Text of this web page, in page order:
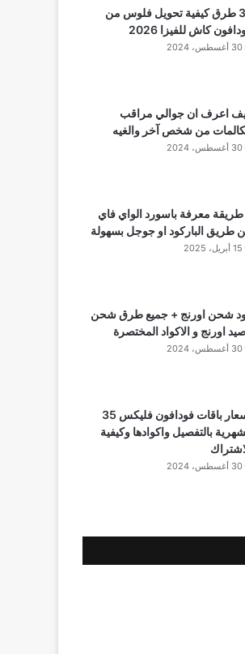
بـ3 طرق كيفية تحويل فلوس من
كاش للفيزا 2026
30 أغسطس، 2024
اعرف ان جوالي مراقب
من شخص آخر والغيه
30 أغسطس، 2024
7 طريقة معرفة باسورد الواي فاي
طريق الباركود او جوجل بسهولة
15 أبريل، 2025
شحن اورنج + جميع طرق شحن
اورنج و الاكواد المختصرة
30 أغسطس، 2024
أسعار باقات فودافون فلیکس 35
بالتفصيل واكوادها وكيفية
30 أغسطس، 2024